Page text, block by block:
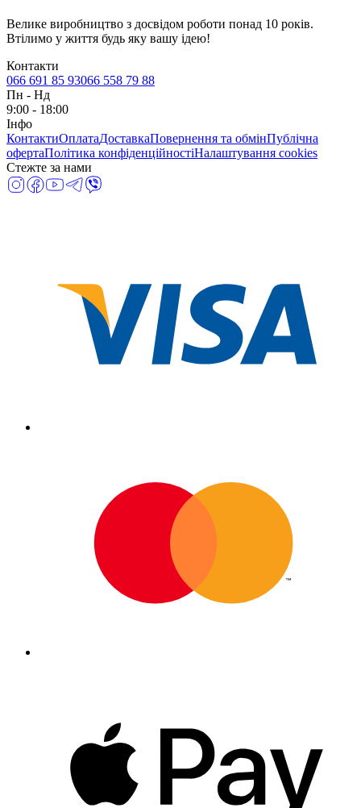
Велике виробництво з досвідом роботи понад 10 років.
Втілимо у життя будь яку вашу ідею!
Контакти
066 691 85 93066 558 79 88
Пн - Нд
9:00 - 18:00
Інфо
КонтактиОплатаДоставкаПовернення та обмінПублічна
офертаПолітика конфіденційностіНалаштування cookies
Стежте за нами